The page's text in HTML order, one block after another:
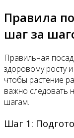
Правила
шаг за
Правильная
здоровому росту
чтобы растение
важно следовать
шагам.
Шаг 1: